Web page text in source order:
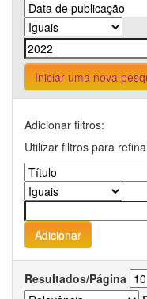
Iniciar uma nova
Adicionar filtros:
Utilizar filtros para
Resultados/Página